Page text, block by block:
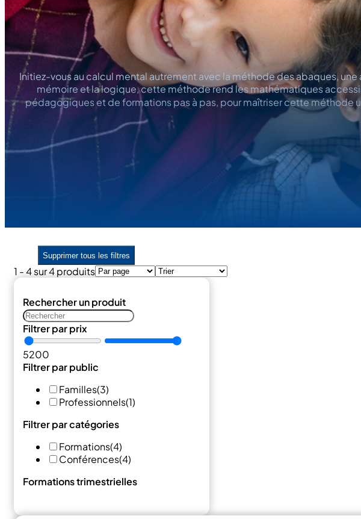
Initiez-vous au calcul mental autrement avec la méthode des abaques,
mémoire et la logique, cette méthode rend les mathématiques
pédagogiques et de formations pas à pas, pour maîtriser cette
Supprimer tous les filtres
1 - 4 sur 4 produits
Rechercher un produit
Filtrer par prix
5200
Filtrer par public
Familles(3)
Professionnels(1)
Filtrer par catégories
Formations(4)
Conférences(4)
Formations trimestrielles